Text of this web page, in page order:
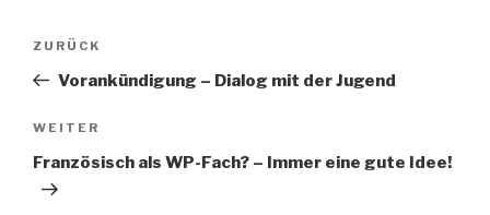
Beitragsnavigation
Vorheriger
Beitrag
ZURÜCK
Vorankündigung – Dialog mit der Jugend
Nächster
Beitrag
WEITER
Französisch als WP-Fach? – Immer eine gute Idee!